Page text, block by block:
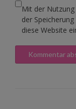
Mit der
der
diese Website